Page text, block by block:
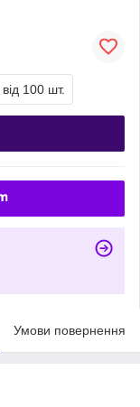
від 100 шт.
Умови повернення